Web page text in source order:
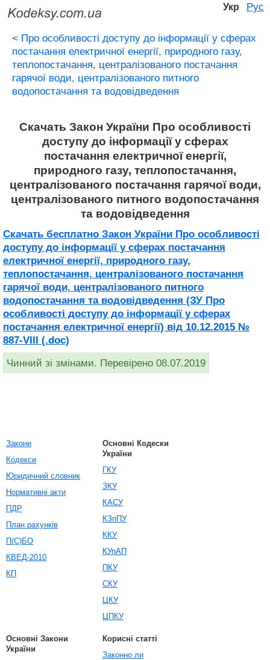
Укр Рус
< Про особливості доступу до інформації у сферах
постачання електричної енергії, природного газу,
теплопостачання, централізованого постачання
гарячої води, централізованого питного
водопостачання та водовідведення
Скачать Закон України Про особливості
доступу до інформації у сферах
постачання електричної енергії,
природного газу, теплопостачання,
централізованого постачання гарячої води,
централізованого питного водопостачання
та водовідведення
Скачать бесплатно Закон України Про особливості
доступу до інформації у сферах постачання
електричної енергії, природного газу,
теплопостачання, централізованого постачання
гарячої води, централізованого питного
водопостачання та водовідведення (ЗУ Про
особливості доступу до інформації у сферах
постачання електричної енергії) від 10.12.2015 №
887-VIII (.doc)
Чинний зі змінами. Перевірено 08.07.2019
Закони
Кодекси
Юридичний словник
Нормативні акти
ПДР
План рахунків
П(С)БО
КВЕД-2010
КП
Основні Кодески
України
ГКУ
ЗКУ
КАСУ
КЗпПУ
ККУ
КУпАП
ПКУ
СКУ
ЦКУ
ЦПКУ
Основні Закони
України
Корисні статті
Законно ли